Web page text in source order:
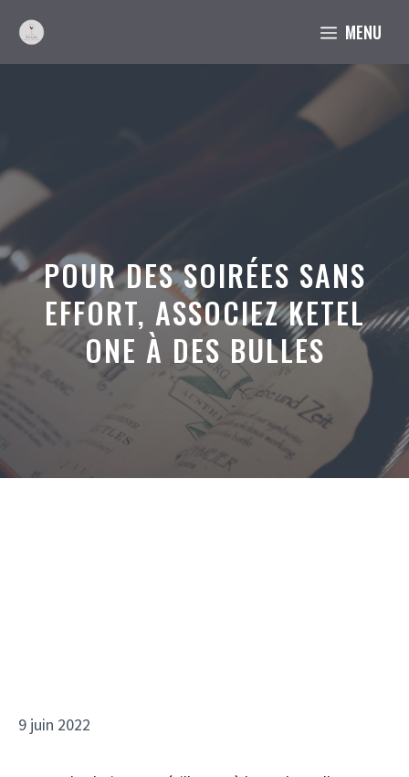
contenu
MENU
POUR DES SOIRÉES SANS
EFFORT, ASSOCIEZ KETEL
ONE À DES BULLES
9 juin 2022